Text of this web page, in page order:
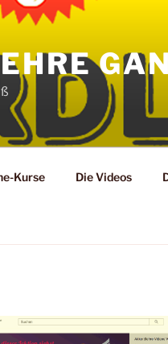
Kurse Die Videos